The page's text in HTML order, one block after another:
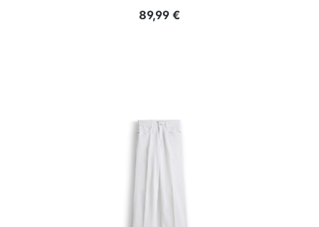
Regulärer Preis:
89,99 €